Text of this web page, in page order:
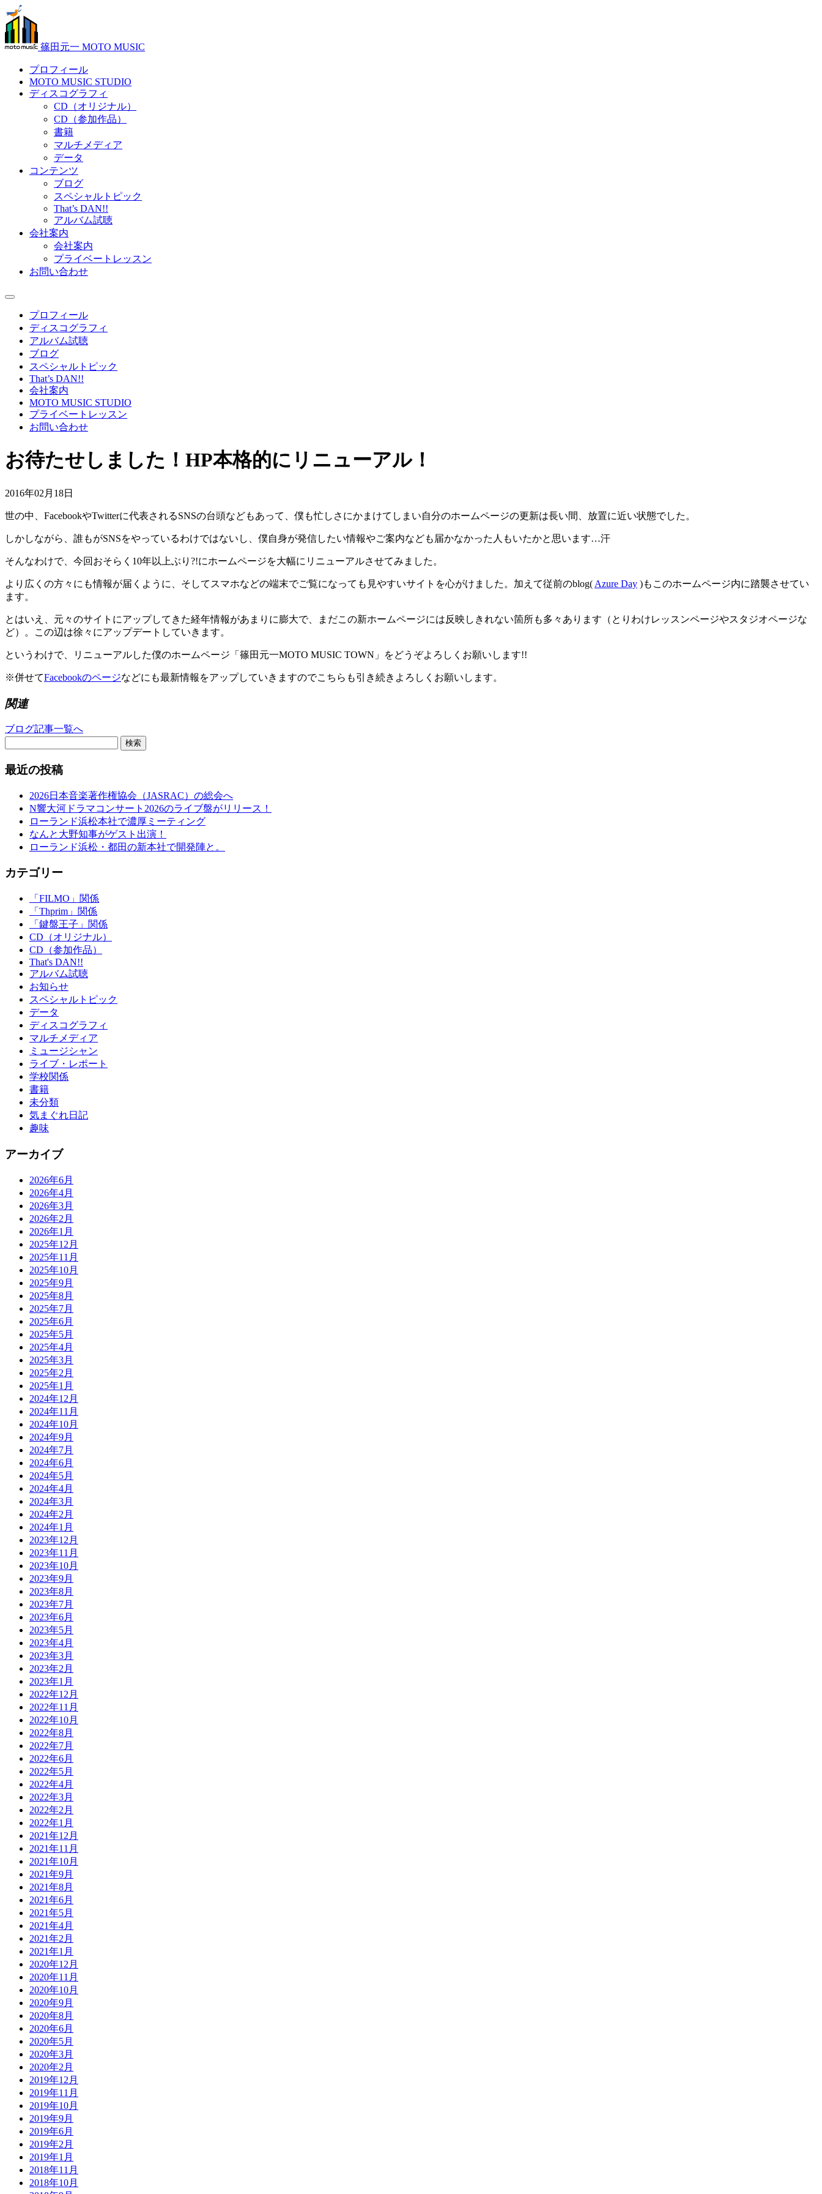
篠田元一 MOTO MUSIC
プロフィール
MOTO MUSIC STUDIO
ディスコグラフィ
CD（オリジナル）
CD（参加作品）
書籍
マルチメディア
データ
コンテンツ
ブログ
スペシャルトピック
That’s DAN!!
アルバム試聴
会社案内
会社案内
プライベートレッスン
お問い合わせ
プロフィール
ディスコグラフィ
アルバム試聴
ブログ
スペシャルトピック
That’s DAN!!
会社案内
MOTO MUSIC STUDIO
プライベートレッスン
お問い合わせ
お待たせしました！HP本格的にリニューアル！
2016年02月18日
世の中、FacebookやTwitterに代表されるSNSの台頭などもあって、僕も忙しさにかまけてしまい自分のホームページの更新は長い間、放置に近い状態でした。
しかしながら、誰もがSNSをやっているわけではないし、僕自身が発信したい情報やご案内なども届かなかった人もいたかと思います…汗
そんなわけで、今回おそらく10年以上ぶり?!にホームページを大幅にリニューアルさせてみました。
より広くの方々にも情報が届くように、そしてスマホなどの端末でご覧になっても見やすいサイトを心がけました。加えて従前のblog( Azure Day )もこのホームページ内に踏襲させてい
ます。
とはいえ、元々のサイトにアップしてきた経年情報があまりに膨大で、まだこの新ホームページには反映しきれない箇所も多々あります（とりわけレッスンページやスタジオページな
ど）。この辺は徐々にアップデートしていきます。
というわけで、リニューアルした僕のホームページ「篠田元一MOTO MUSIC TOWN」をどうぞよろしくお願いします!!
※併せてFacebookのページなどにも最新情報をアップしていきますのでこちらも引き続きよろしくお願いします。
関連
ブログ記事一覧へ
検索
最近の投稿
2026日本音楽著作権協会（JASRAC）の総会へ
N響大河ドラマコンサート2026のライブ盤がリリース！
ローランド浜松本社で濃厚ミーティング
なんと大野知事がゲスト出演！
ローランド浜松・都田の新本社で開発陣と。
カテゴリー
「FILMO」関係
「Thprim」関係
「鍵盤王子」関係
CD（オリジナル）
CD（参加作品）
That's DAN!!
アルバム試聴
お知らせ
スペシャルトピック
データ
ディスコグラフィ
マルチメディア
ミュージシャン
ライブ・レポート
学校関係
書籍
未分類
気まぐれ日記
趣味
アーカイブ
2026年6月
2026年4月
2026年3月
2026年2月
2026年1月
2025年12月
2025年11月
2025年10月
2025年9月
2025年8月
2025年7月
2025年6月
2025年5月
2025年4月
2025年3月
2025年2月
2025年1月
2024年12月
2024年11月
2024年10月
2024年9月
2024年7月
2024年6月
2024年5月
2024年4月
2024年3月
2024年2月
2024年1月
2023年12月
2023年11月
2023年10月
2023年9月
2023年8月
2023年7月
2023年6月
2023年5月
2023年4月
2023年3月
2023年2月
2023年1月
2022年12月
2022年11月
2022年10月
2022年8月
2022年7月
2022年6月
2022年5月
2022年4月
2022年3月
2022年2月
2022年1月
2021年12月
2021年11月
2021年10月
2021年9月
2021年8月
2021年6月
2021年5月
2021年4月
2021年2月
2021年1月
2020年12月
2020年11月
2020年10月
2020年9月
2020年8月
2020年6月
2020年5月
2020年3月
2020年2月
2019年12月
2019年11月
2019年10月
2019年9月
2019年6月
2019年2月
2019年1月
2018年11月
2018年10月